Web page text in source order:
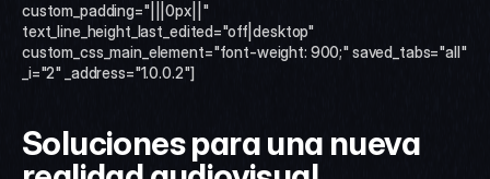
custom_padding="|||0px||"
text_line_height_last_edited="off|desktop"
custom_css_main_element="font-weight: 900;" saved_tabs="all"
_i="2" _address="1.0.0.2"]
Soluciones para una nueva